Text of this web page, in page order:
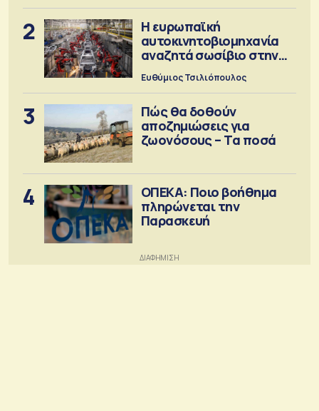
2
Η ευρωπαϊκή
αυτοκινητοβιομηχανία
αναζητά σωσίβιο στην
Κίνα
Ευθύμιος Τσιλιόπουλος
3
Πώς θα δοθούν
αποζημιώσεις για
ζωονόσους – Τα ποσά
4
ΟΠΕΚΑ: Ποιο βοήθημα
πληρώνεται την
Παρασκευή